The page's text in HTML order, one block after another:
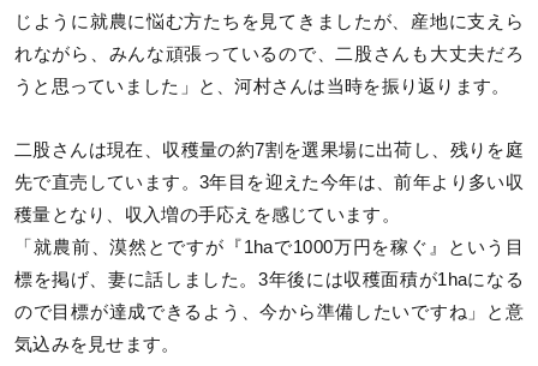
じように就農に悩む方たちを見てきましたが、産地に支えら
れながら、みんな頑張っているので、二股さんも大丈夫だろ
うと思っていました」と、河村さんは当時を振り返ります。
二股さんは現在、収穫量の約7割を選果場に出荷し、残りを庭
先で直売しています。3年目を迎えた今年は、前年より多い収
穫量となり、収入増の手応えを感じています。
「就農前、漠然とですが『1haで1000万円を稼ぐ』という目
標を掲げ、妻に話しました。3年後には収穫面積が1haになる
ので目標が達成できるよう、今から準備したいですね」と意
気込みを見せます。